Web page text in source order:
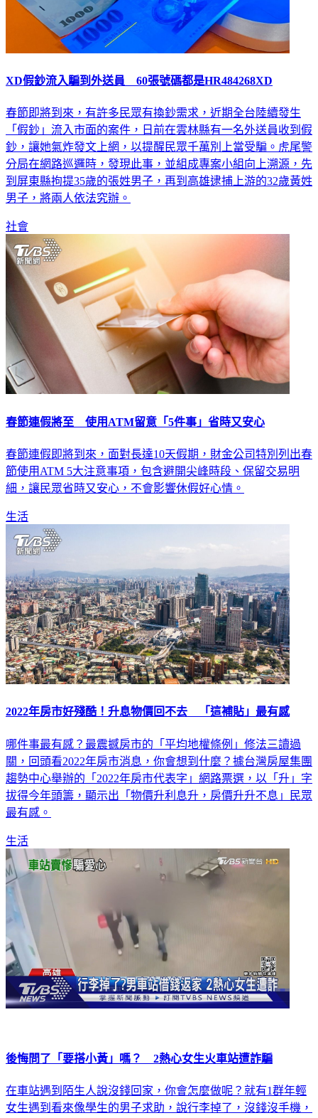
XD假鈔流入騙到外送員 60張號碼都是HR484268XD
春節即將到來，有許多民眾有換鈔需求，近期全台陸續發生
「假鈔」流入市面的案件，日前在雲林縣有一名外送員收到假
鈔，讓她氣炸發文上網，以提醒民眾千萬別上當受騙。虎尾警
分局在網路巡邏時，發現此事，並組成專案小組向上溯源，先
到屏東縣拘提35歲的張姓男子，再到高雄逮捕上游的32歲黃姓
男子，將兩人依法究辦。
社會
春節連假將至 使用ATM留意「5件事」省時又安心
春節連假即將到來，面對長達10天假期，財金公司特別列出春
節使用ATM 5大注意事項，包含避開尖峰時段、保留交易明
細，讓民眾省時又安心，不會影響休假好心情。
生活
2022年房市好殘酷！升息物價回不去 「這補貼」最有感
哪件事最有感？最震撼房市的「平均地權條例」修法三讀過
關，回頭看2022年房市消息，你會想到什麼？據台灣房屋集團
趨勢中心舉辦的「2022年房市代表字」網路票選，以「升」字
拔得今年頭籌，顯示出「物價升利息升，房價升升不息」民眾
最有感。
生活
後悔問了「要搭小黃」嗎？ 2熱心女生火車站遭詐騙
在車站遇到陌生人說沒錢回家，你會怎麼做呢？就有1群年輕
女生遇到看來像學生的男子求助，說行李掉了，沒錢沒手機，